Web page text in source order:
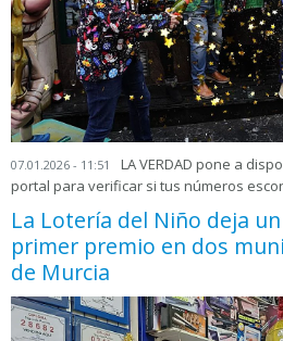
07.01.2026 - 11:51
LA VERDAD pone a
portal para verificar si tus números
La Lotería del Niño deja
primer premio en dos
de Murcia